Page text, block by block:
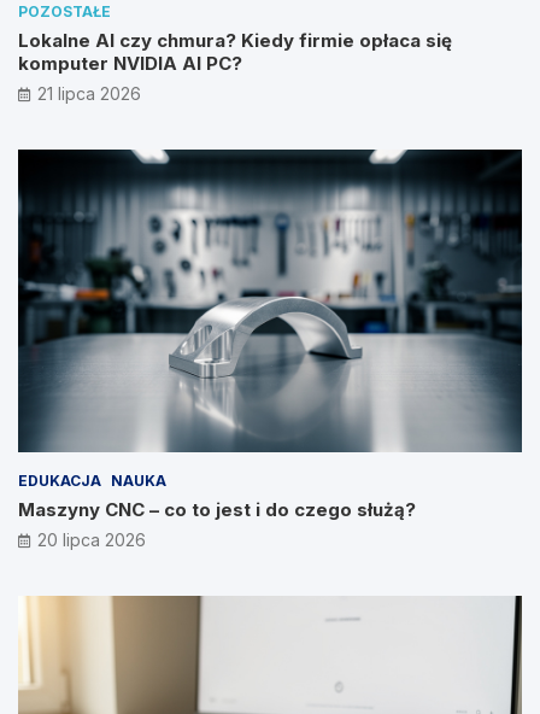
POZOSTAŁE
Lokalne AI czy chmura? Kiedy firmie opłaca się
komputer NVIDIA AI PC?
21 lipca 2026
EDUKACJA NAUKA
Maszyny CNC – co to jest i do czego służą?
20 lipca 2026